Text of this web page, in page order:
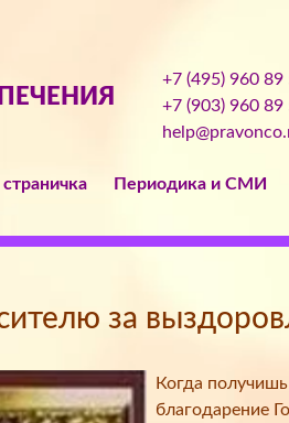
+7 (495) 960 89
+7 (903) 960 89
Периодика и СМИ
за
Когда
благодарение